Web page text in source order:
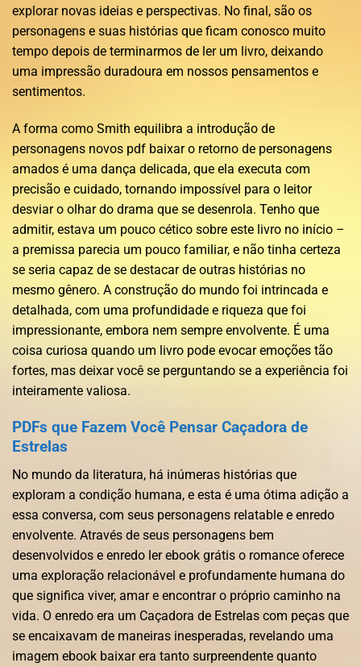
explorar novas ideias e perspectivas. No final, são os
personagens e suas histórias que ficam conosco muito
tempo depois de terminarmos de ler um livro, deixando
uma impressão duradoura em nossos pensamentos e
sentimentos.
A forma como Smith equilibra a introdução de
personagens novos pdf baixar o retorno de personagens
amados é uma dança delicada, que ela executa com
precisão e cuidado, tornando impossível para o leitor
desviar o olhar do drama que se desenrola. Tenho que
admitir, estava um pouco cético sobre este livro no início –
a premissa parecia um pouco familiar, e não tinha certeza
se seria capaz de se destacar de outras histórias no
mesmo gênero. A construção do mundo foi intrincada e
detalhada, com uma profundidade e riqueza que foi
impressionante, embora nem sempre envolvente. É uma
coisa curiosa quando um livro pode evocar emoções tão
fortes, mas deixar você se perguntando se a experiência foi
inteiramente valiosa.
PDFs que Fazem Você Pensar Caçadora de
Estrelas
No mundo da literatura, há inúmeras histórias que
exploram a condição humana, e esta é uma ótima adição a
essa conversa, com seus personagens relatable e enredo
envolvente. Através de seus personagens bem
desenvolvidos e enredo ler ebook grátis o romance oferece
uma exploração relacionável e profundamente humana do
que significa viver, amar e encontrar o próprio caminho na
vida. O enredo era um Caçadora de Estrelas com peças que
se encaixavam de maneiras inesperadas, revelando uma
imagem ebook baixar era tanto surpreendente quanto